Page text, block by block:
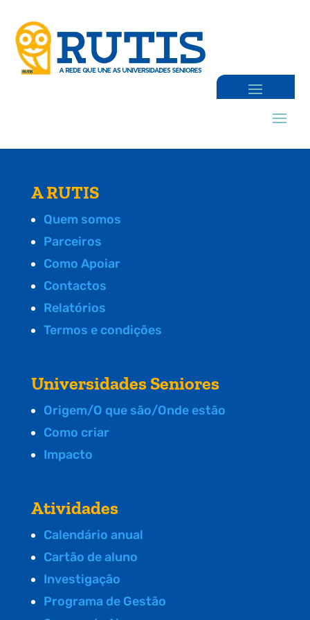
A RUTIS
Quem somos
Parceiros
Como Apoiar
Contactos
Relatórios
Termos e condições
Universidades Seniores
Origem/O que são/Onde estão
Como criar
Impacto
Atividades
Calendário anual
Cartão de aluno
Investigação
Programa de Gestão